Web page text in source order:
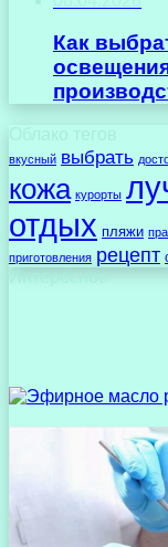
Как
Облако тегов
вкусный выбрать
кожа курорты
отдых пляжи
приготовления рецепт